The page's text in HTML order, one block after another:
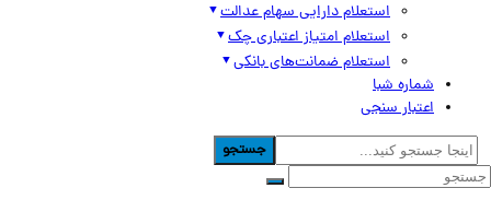
استعلام دارایی سهام عدالت
استعلام امتیاز اعتباری چک
استعلام ضمانت‌های بانکی
شماره شبا
اعتبار سنجی
جستجو